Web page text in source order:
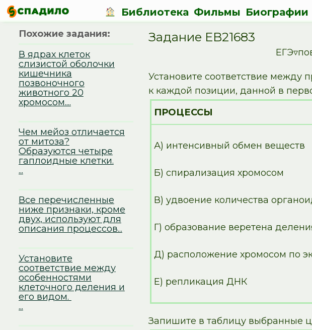
Библиотека Фильмы Биографии
Задание EB21683
Установите соответствие между
к каждой позиции, данной в
ПРОЦЕССЫ
А) интенсивный обмен веществ
Б) спирализация хромосом
В) удвоение количества
Г) образование веретена
Д) расположение хромосом по
Е) репликация ДНК
Запишите в таблицу выбранные
Похожие задания:
В ядрах клеток
слизистой оболочки
кишечника
позвоночного
животного 20
хромосом....
Чем мейоз отличается
от митоза?
Образуются четыре
гаплоидные клетки.
...
Все перечисленные
ниже признаки, кроме
двух, используют для
описания процессов...
Установите
соответствие между
особенностями
клеточного деления и
его видом.
...